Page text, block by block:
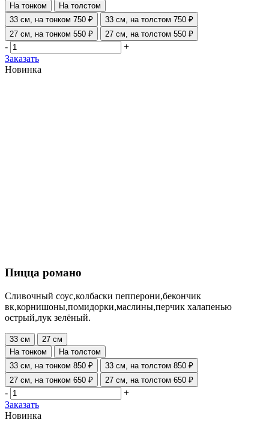
На тонком
На толстом
33 см, на тонком 750 ₽ 33 см, на толстом 750 ₽
27 см, на тонком 550 ₽ 27 см, на толстом 550 ₽
-
+
Заказать
Новинка
Пицца романо
Сливочный соус,колбаски пепперони,бекончик
вк,корнишоны,помидорки,маслины,перчик халапенью
острый,лук зелёный.
33 см
27 см
На тонком
На толстом
33 см, на тонком 850 ₽ 33 см, на толстом 850 ₽
27 см, на тонком 650 ₽ 27 см, на толстом 650 ₽
-
+
Заказать
Новинка